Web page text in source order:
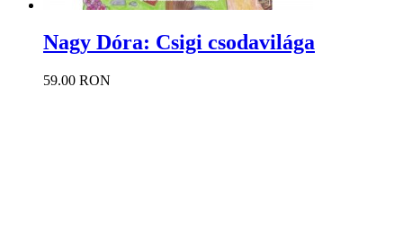
Nagy Dóra: Csigi csodavilága
59.00 RON